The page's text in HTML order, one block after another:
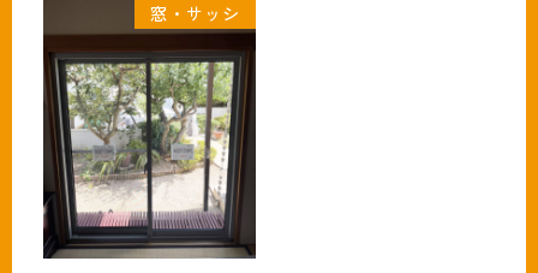
窓・サッシ